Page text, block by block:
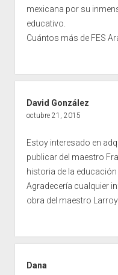
mexicana por su
educativo.
Cuántos más de FES
David González
octubre 21, 2015
Estoy interesado en
publicar del maestro
historia de la educación
Agradecería cualquier
obra del maestro
Dana